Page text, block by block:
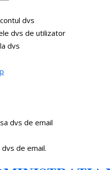
dvs
dvs de utilizator
dvs
dvs de email
de email.